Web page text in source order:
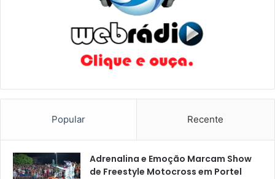
Popular Recente
Adrenalina e Emoção Marcam Show
de Freestyle Motocross em Portel